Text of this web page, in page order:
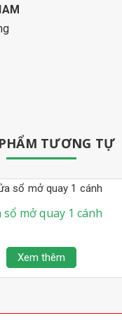
TƯƠNG TỰ
sổ mở quay 1 cánh
Xem thêm